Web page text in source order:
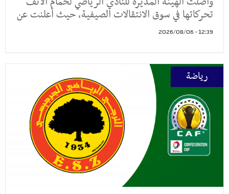
تحركاتها في سوق الانتقالات الصيفية، حيث أعلنت عن
12:39 - 2026/08/06
رياضة